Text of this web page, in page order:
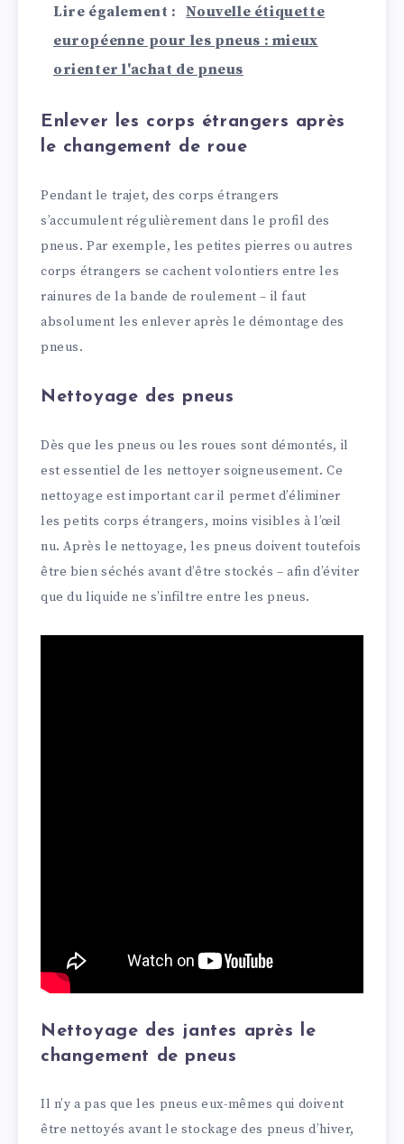
Lire également :
Nouvelle étiquette
européenne pour les pneus : mieux
orienter l'achat de pneus
Enlever les corps étrangers après
le changement de roue
Pendant le trajet, des corps étrangers
s’accumulent régulièrement dans le profil des
pneus. Par exemple, les petites pierres ou autres
corps étrangers se cachent volontiers entre les
rainures de la bande de roulement – il faut
absolument les enlever après le démontage des
pneus.
Nettoyage des pneus
Dès que les pneus ou les roues sont démontés, il
est essentiel de les nettoyer soigneusement. Ce
nettoyage est important car il permet d’éliminer
les petits corps étrangers, moins visibles à l’œil
nu. Après le nettoyage, les pneus doivent toutefois
être bien séchés avant d’être stockés – afin d’éviter
que du liquide ne s’infiltre entre les pneus.
Nettoyage des jantes après le
changement de pneus
Il n’y a pas que les pneus eux-mêmes qui doivent
être nettoyés avant le stockage des pneus d’hiver,